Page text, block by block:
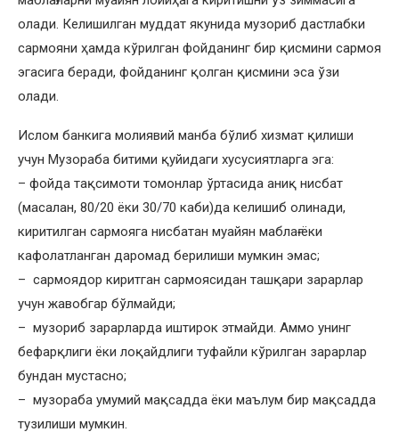
олади. Келишилган муддат якунида музориб дастлабки
сармояни ҳамда кўрилган фойданинг бир қисмини сармоя
эгасига беради, фойданинг қолган қисмини эса ўзи
олади.
Ислом банкига молиявий манба бўлиб хизмат қилиши
учун Музораба битими қуйидаги хусусиятларга эга:
– фойда тақсимоти томонлар ўртасида аниқ нисбат
(масалан, 80/20 ёки 30/70 каби)да келишиб олинади,
киритилган сармояга нисбатан муайян маблағ ёки
кафолатланган даромад берилиши мумкин эмас;
– сармоядор киритган сармоясидан ташқари зарарлар
учун жавобгар бўлмайди;
– музориб зарарларда иштирок этмайди. Аммо унинг
бефарқлиги ёки лоқайдлиги туфайли кўрилган зарарлар
бундан мустасно;
– музораба умумий мақсадда ёки маълум бир мақсадда
тузилиши мумкин.